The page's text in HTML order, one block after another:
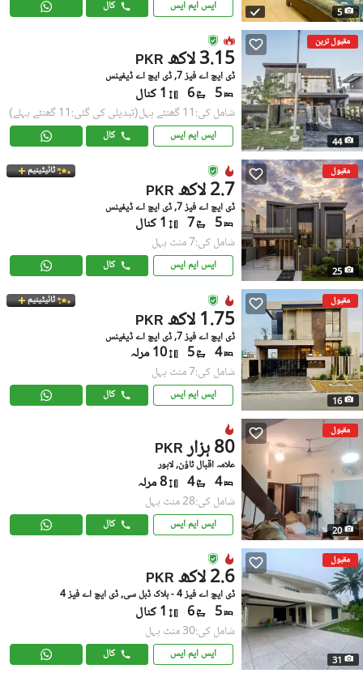
5 ایس ایم ایس کال
مقبول ترین
44
PKR 3.15 لاکھ
ڈی ایچ اے فیز 7, ڈی ایچ اے ڈیفینس
5
6 1 کنال
شامل کی:11 گھنٹے پہل (تبدیلی کی گئی:11 گھنٹے پہلے)
ایس ایم ایس کال
مقبول
25
ٹائیٹینیم
PKR 2.7 لاکھ
ڈی ایچ اے فیز 7, ڈی ایچ اے ڈیفینس
5
7 1 کنال
شامل کی:7 منٹ پہل
ایس ایم ایس کال
مقبول
16
ٹائیٹینیم
PKR 1.75 لاکھ
ڈی ایچ اے فیز 7, ڈی ایچ اے ڈیفینس
4
5 10 مرلہ
شامل کی:7 منٹ پہل
ایس ایم ایس کال
مقبول
20
PKR 80 ہزار
علامہ اقبال ٹاؤن, لاہور
4
4 8 مرلہ
شامل کی:28 منٹ پہل
ایس ایم ایس کال
مقبول
31
PKR 2.6 لاکھ
ڈی ایچ اے فیز 4 - بلاک ڈبل سی, ڈی ایچ اے فیز 4
5
6 1 کنال
شامل کی:30 منٹ پہل
ایس ایم ایس کال